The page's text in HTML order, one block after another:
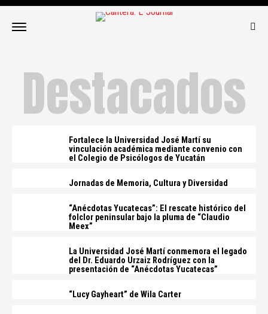
Destacados
Fortalece la Universidad José Martí su
vinculación académica mediante convenio con
el Colegio de Psicólogos de Yucatán
Jornadas de Memoria, Cultura y Diversidad
“Anécdotas Yucatecas”: El rescate histórico del
folclor peninsular bajo la pluma de “Claudio
Meex”
La Universidad José Martí conmemora el legado
del Dr. Eduardo Urzaiz Rodríguez con la
presentación de “Anécdotas Yucatecas”
“Lucy Gayheart” de Wila Carter